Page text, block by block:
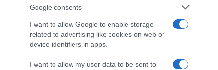
Google consents
I want to allow Google to enable storage
related to advertising like cookies on web or
device identifiers in apps.
I want to allow my user data to be sent to